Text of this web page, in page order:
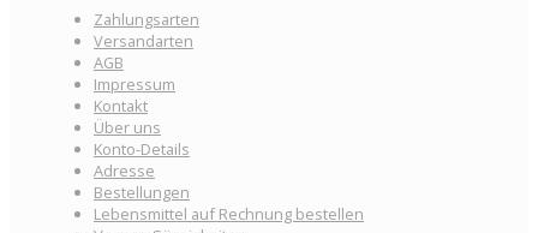
Zahlungsarten
Versandarten
AGB
Impressum
Kontakt
Über uns
Konto-Details
Adresse
Bestellungen
Lebensmittel auf Rechnung bestellen